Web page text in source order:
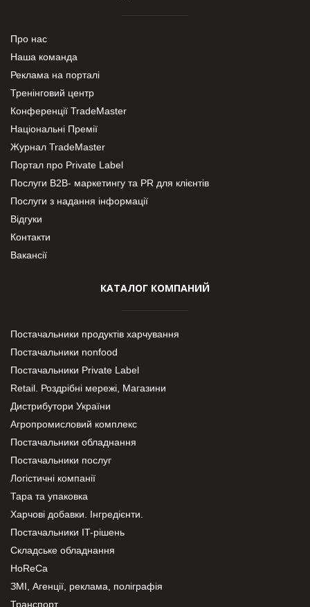
Про нас
Наша команда
Реклама на порталі
Тренінговий центр
Конференції TradeMaster
Національні Премії
Журнал TradeMaster
Портал про Private Label
Послуги В2В- маркетингу та PR для клієнтів
Послуги з надання інформації
Відгуки
Контакти
Вакансії
КАТАЛОГ КОМПАНИЙ
Постачальники продуктів харчування
Постачальники nonfood
Постачальники Private Label
Retail. Роздрібні мережі, Магазини
Дистрибутори України
Агропромисловий комплекс
Постачальники обладнання
Постачальники послуг
Логістичні компанії
Тара та упаковка
Харчові добавки. Інгредієнти.
Постачальники IT-рішень
Складське обладнання
HoReCa
ЗМІ, Агенції, реклама, поліграфія
Транспорт